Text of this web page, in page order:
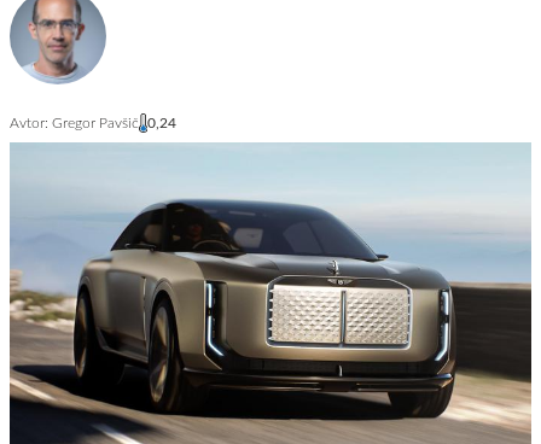
Avtor: Gregor Pavšič 0,24